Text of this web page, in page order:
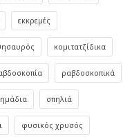
εκκρεμές
κομιτατζίδικα
ραβδοσκοπικά
σπηλιά
φυσικός χρυσός